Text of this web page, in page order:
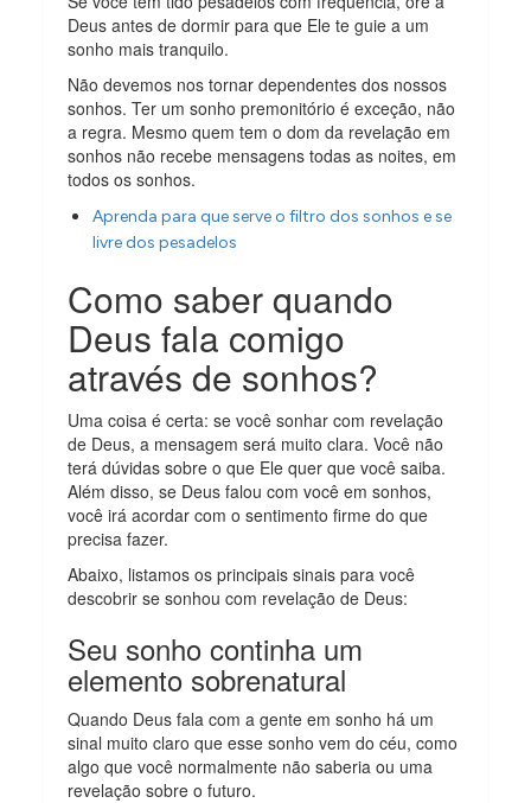
Deus antes de dormir para que Ele te guie a um
sonho mais tranquilo.
Não devemos nos tornar dependentes dos nossos
sonhos. Ter um sonho premonitório é exceção, não
a regra. Mesmo quem tem o dom da revelação em
sonhos não recebe mensagens todas as noites, em
todos os sonhos.
Aprenda para que serve o filtro dos sonhos e se
livre dos pesadelos
Como saber quando
Deus fala comigo
através de sonhos?
Uma coisa é certa: se você sonhar com revelação
de Deus, a mensagem será muito clara. Você não
terá dúvidas sobre o que Ele quer que você saiba.
Além disso, se Deus falou com você em sonhos,
você irá acordar com o sentimento firme do que
precisa fazer.
Abaixo, listamos os principais sinais para você
descobrir se sonhou com revelação de Deus:
Seu sonho continha um
elemento sobrenatural
Quando Deus fala com a gente em sonho há um
sinal muito claro que esse sonho vem do céu, como
algo que você normalmente não saberia ou uma
revelação sobre o futuro.